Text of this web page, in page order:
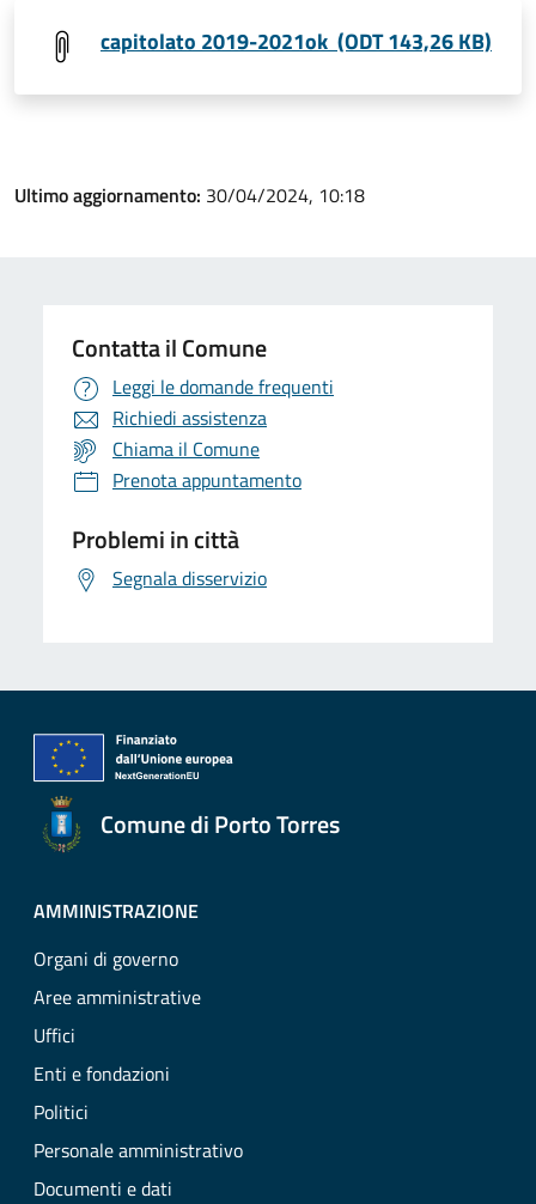
capitolato 2019-2021ok (ODT 143,26 KB)
Ultimo aggiornamento: 30/04/2024, 10:18
Contatta il Comune
Leggi le domande frequenti
Richiedi assistenza
Chiama il Comune
Prenota appuntamento
Problemi in città
Segnala disservizio
Comune di Porto Torres
AMMINISTRAZIONE
Organi di governo
Aree amministrative
Uffici
Enti e fondazioni
Politici
Personale amministrativo
Documenti e dati